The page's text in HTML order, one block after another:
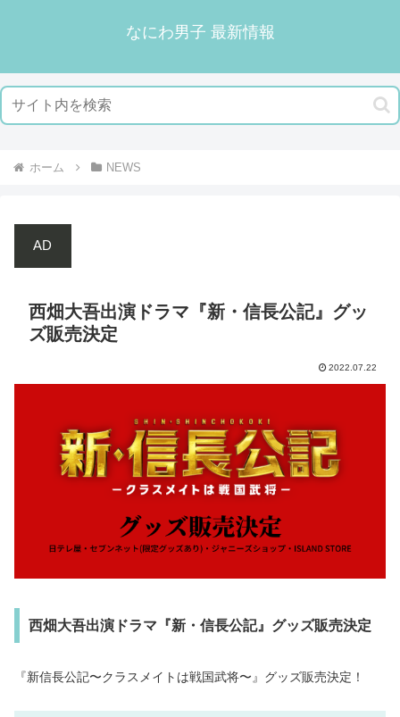
なにわ男子 最新情報
ホーム NEWS
AD
西畑大吾出演ドラマ『新・信長公記』グッ
ズ販売決定
2022.07.22
西畑大吾出演ドラマ『新・信長公記』グッズ販売決定
『新信長公記〜クラスメイトは戦国武将〜』グッズ販売決定！